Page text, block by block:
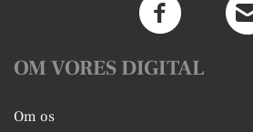
OM VORES DIGITAL
Om os